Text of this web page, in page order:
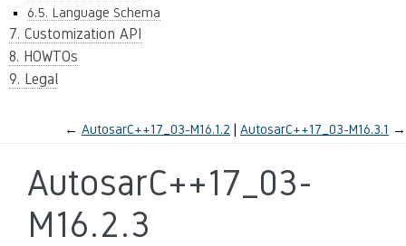
6.5. Language Schema
7. Customization API
8. HOWTOs
9. Legal
← AutosarC++17_03-M16.1.2 AutosarC++17_03-M16.3.1 →
AutosarC++17_03-
M16.2.3